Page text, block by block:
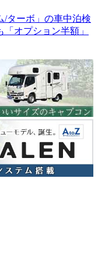
/ターボ」の車中泊検
オプション半額」